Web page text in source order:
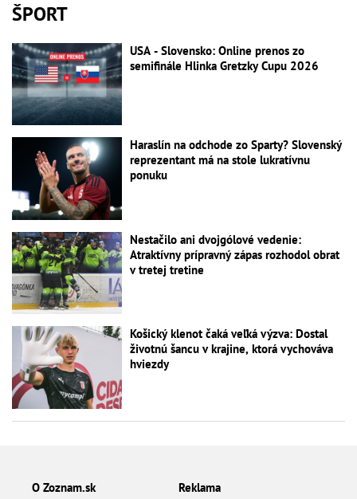
ŠPORT
USA - Slovensko: Online prenos zo
semifinále Hlinka Gretzky Cupu 2026
Haraslín na odchode zo Sparty? Slovenský
reprezentant má na stole lukratívnu
ponuku
Nestačilo ani dvojgólové vedenie:
Atraktívny prípravný zápas rozhodol obrat
v tretej tretine
Košický klenot čaká veľká výzva: Dostal
životnú šancu v krajine, ktorá vychováva
hviezdy
O Zoznam.sk Reklama